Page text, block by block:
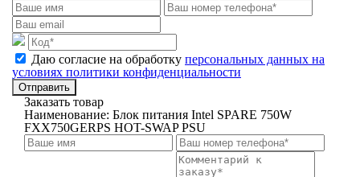
Даю согласие на обработку персональных данных на
условиях политики конфиденциальности
Отправить
Заказать товар
Наименование: Блок питания Intel SPARE 750W
FXX750GERPS HOT-SWAP PSU